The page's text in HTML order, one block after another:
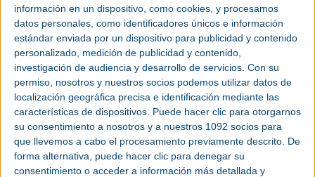
información en un dispositivo, como cookies, y procesamos
datos personales, como identificadores únicos e información
estándar enviada por un dispositivo para publicidad y contenido
personalizado, medición de publicidad y contenido,
investigación de audiencia y desarrollo de servicios. Con su
permiso, nosotros y nuestros socios podemos utilizar datos de
localización geográfica precisa e identificación mediante las
características de dispositivos. Puede hacer clic para otorgarnos
su consentimiento a nosotros y a nuestros 1092 socios para
que llevemos a cabo el procesamiento previamente descrito. De
forma alternativa, puede hacer clic para denegar su
consentimiento o acceder a información más detallada y
Categoría | Feria
Lugar | Batalha (Portugal)
Fecha |Miércoles 11 noviembre 2026 -
Viernes 13 noviembre 2026
Página web |exposalao.pt/pt/feira/expometal